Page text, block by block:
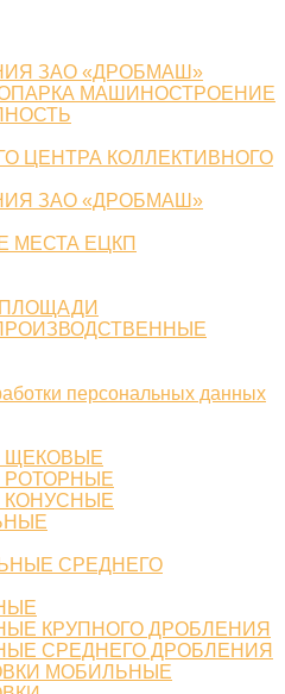
ЗАО «ДРОБМАШ»
МАШИНОСТРОЕНИЕ
ЦЕНТРА КОЛЛЕКТИВНОГО
ЗАО «ДРОБМАШ»
МЕСТА ЕЦКП
персональных данных
ЩЕКОВЫЕ
СРЕДНЕГО
КРУПНОГО ДРОБЛЕНИЯ
СРЕДНЕГО ДРОБЛЕНИЯ
МОБИЛЬНЫЕ